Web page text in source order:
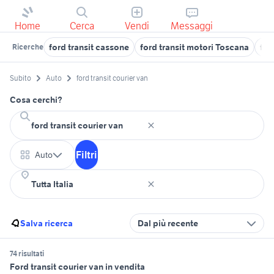
Home Cerca Vendi Messaggi
Ricerche ford transit cassone ford transit motori Toscana
Subito Auto ford transit courier van
Cosa cerchi?
Auto Filtri
Salva ricerca Dal più recente
74 risultati
Ford transit courier van in vendita